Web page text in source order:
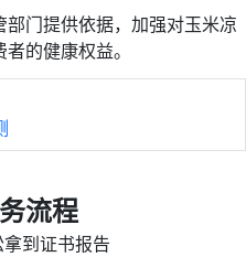
门提供依据，加强对玉米凉
的健康权益。
流程
到证书报告